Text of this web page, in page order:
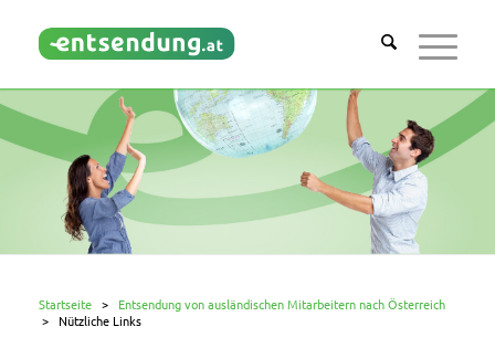
Startseite >
Entsendung von ausländischen Mitarbeitern nach Österreich
>
Nützliche Links